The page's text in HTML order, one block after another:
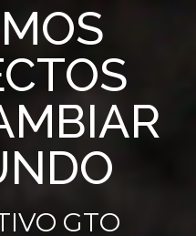
GTO